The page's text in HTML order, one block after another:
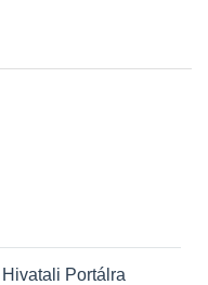
Portálra